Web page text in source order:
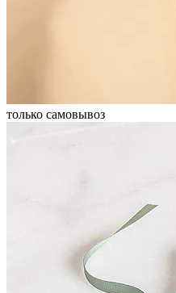
только самовывоз